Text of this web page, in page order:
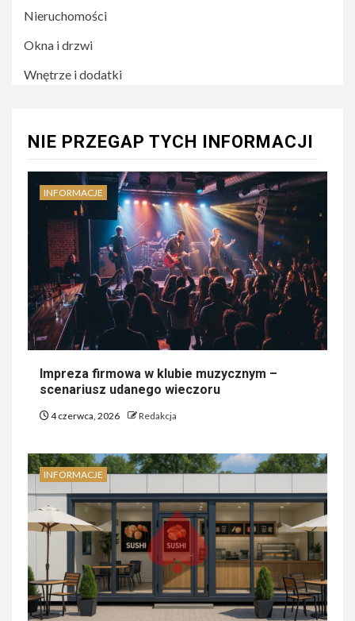
Nieruchomości
Okna i drzwi
Wnętrze i dodatki
NIE PRZEGAP TYCH INFORMACJI
INFORMACJE
Impreza firmowa w klubie muzycznym –
scenariusz udanego wieczoru
4 czerwca, 2026 Redakcja
INFORMACJE